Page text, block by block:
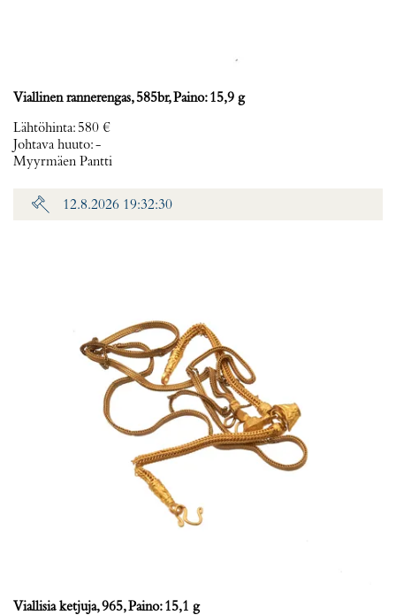
Viallinen rannerengas, 585br, Paino: 15,9 g
Lähtöhinta: 580 €
Johtava huuto:-
Myyrmäen Pantti
12.8.2026 19:32:30
Viallisia ketjuja, 965, Paino: 15,1 g